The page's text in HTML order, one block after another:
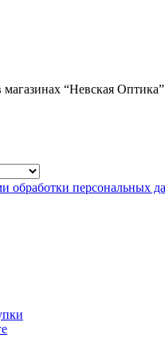
магазинах “Невская Оптика”
обработки персональных